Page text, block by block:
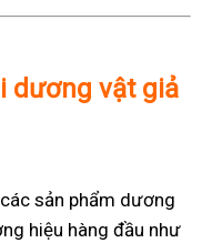
dương vật giả
sản phẩm dương
hiệu hàng đầu như